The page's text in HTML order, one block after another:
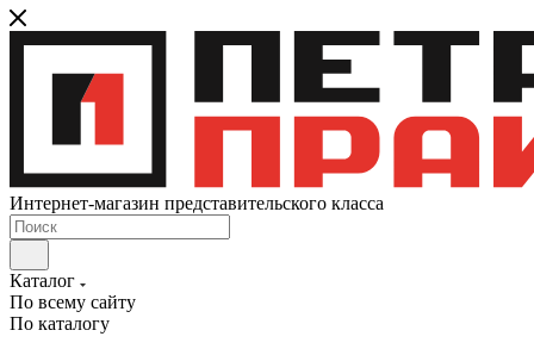
Интернет-магазин представительского класса
Каталог
По всему сайту
По каталогу